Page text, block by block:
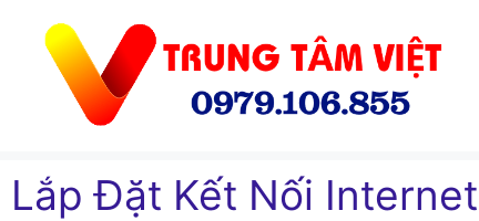
Lắp Đặt Kết Nối